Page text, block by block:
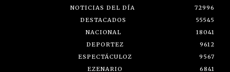
NOTICIAS DEL DÍA
72996
DESTACADOS
55545
NACIONAL
18041
DEPORTEZ
9612
ESPECTÁCULOZ
9567
EZENARIO
6841